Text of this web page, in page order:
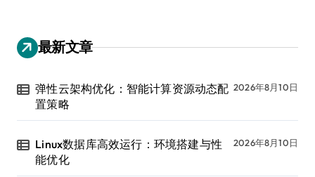
最新文章
弹性云架构优化：智能计算资源动态配
置策略
2026年8月10日
Linux数据库高效运行：环境搭建与性
能优化
2026年8月10日